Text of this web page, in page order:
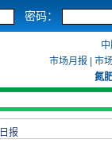
密码：
市场月报
市
氮
报